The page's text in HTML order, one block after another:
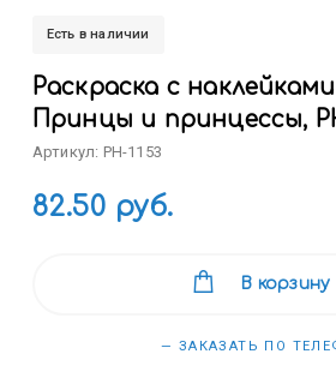
Есть в наличии
Раскраска с
Принцы и принцессы,
Артикул: РН-1153
82.50 руб.
В корзину
— ЗАКАЗАТЬ ПО